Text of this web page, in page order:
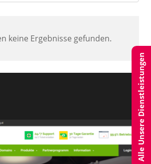
keine Ergebnisse gefunden.
Alle Unsere Dienstleistungen